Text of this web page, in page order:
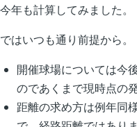
今年も計算してみました。
ではいつも通り前提から。
開催球場については今
のであくまで現時点の
距離の求め方は例年同